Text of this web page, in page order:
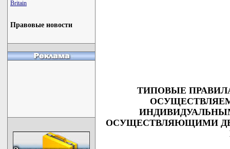
Britain
Правовые новости
ТИПОВЫЕ
ОСУЩЕСТВЛЯЮЩИМИ